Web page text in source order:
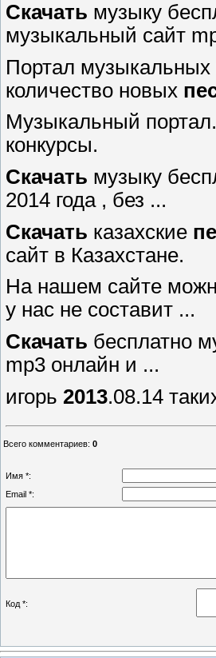
Скачать музыку
музыкальный сайт
Портал музыкальных
количество новых
Музыкальный
конкурсы.
Скачать музыку
2014 года , без ...
Скачать казахские
сайт в Казахстане.
На нашем сайте
у нас не составит ...
Скачать бесплатно
mp3 онлайн и ...
игорь 2013.08.14
Всего комментариев: 0
Имя *:
Email *:
Код *: